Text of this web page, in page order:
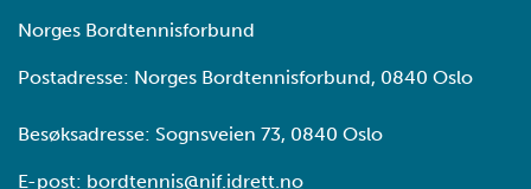
Norges Bordtennisforbund
Postadresse: Norges Bordtennisforbund, 0840 Oslo
Besøksadresse: Sognsveien 73, 0840 Oslo
E-post: bordtennis@nif.idrett.no